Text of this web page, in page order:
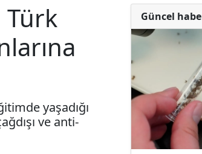
Türk
yaşadığı
ve anti-
Güncel